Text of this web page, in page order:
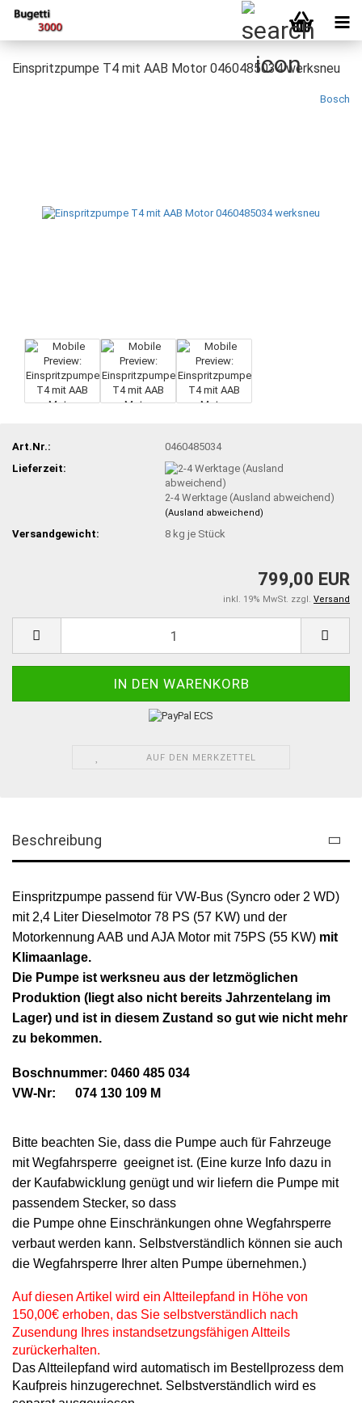
Einspritzpumpe T4 mit AAB Motor 0460485034 werksneu
Bosch
Art.Nr.:
0460485034
Lieferzeit:
2-4 Werktage (Ausland abweichend)
(Ausland abweichend)
Versandgewicht: 8 kg je Stück
799,00 EUR
inkl. 19% MwSt. zzgl. Versand
AUF DEN MERKZETTEL
Beschreibung
Einspritzpumpe passend für VW-Bus (Syncro oder 2 WD)
mit 2,4 Liter Dieselmotor 78 PS (57 KW) und der
Motorkennung AAB und AJA Motor mit 75PS (55 KW) mit
Klimaanlage.
Die Pumpe ist werksneu aus der letzmöglichen
Produktion (liegt also nicht bereits Jahrzentelang im
Lager) und ist in diesem Zustand so gut wie nicht mehr
zu bekommen.
Boschnummer: 0460 485 034
VW-Nr: 074 130 109 M
Bitte beachten Sie, dass die Pumpe auch für Fahrzeuge
mit Wegfahrsperre geeignet ist. (Eine kurze Info dazu in
der Kaufabwicklung genügt und wir liefern die Pumpe mit
passendem Stecker, so dass
die Pumpe ohne Einschränkungen ohne Wegfahrsperre
verbaut werden kann. Selbstverständlich können sie auch
die Wegfahrsperre Ihrer alten Pumpe übernehmen.)
Auf diesen Artikel wird ein Altteilepfand in Höhe von
150,00€ erhoben, das Sie selbstverständlich nach
Zusendung Ihres instandsetzungsfähigen Altteils
zurückerhalten.
Das Altteilepfand wird automatisch im Bestellprozess dem
Kaufpreis hinzugerechnet. Selbstverständlich wird es